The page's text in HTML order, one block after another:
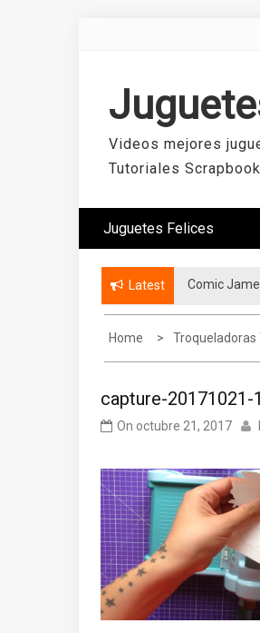
Videos mejores
Tutoriales
Juguetes Felices
Latest Comic
Home Troqueladoras
capture-20171021-
On octubre 21, 2017